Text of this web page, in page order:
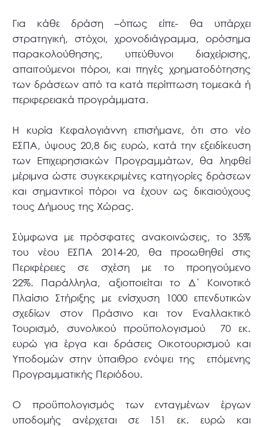
Για κάθε δράση –όπως είπε- θα υπάρχει
στρατηγική, στόχοι, χρονοδιάγραμμα, ορόσημα
παρακολούθησης, υπεύθυνοι διαχείρισης,
απαιτούμενοι πόροι, και πηγές χρηματοδότησης
των δράσεων από τα κατά περίπτωση τομεακά ή
περιφερειακά προγράμματα.
Η κυρία Κεφαλογιάννη επισήμανε, ότι στο νέο
ΕΣΠΑ, ύψους 20,8 δις ευρώ, κατά την εξειδίκευση
των Επιχειρησιακών Προγραμμάτων, θα ληφθεί
μέριμνα ώστε συγκεκριμένες κατηγορίες δράσεων
και σημαντικοί πόροι να έχουν ως δικαιούχους
τους Δήμους της Χώρας.
Σύμφωνα με πρόσφατες ανακοινώσεις, το 35%
του νέου ΕΣΠΑ 2014-20, θα προωθηθεί στις
Περιφέρειες σε σχέση με το προηγούμενο
22%. Παράλληλα, αξιοποιείται το Δ΄ Κοινοτικό
Πλαίσιο Στήριξης με ενίσχυση 1000 επενδυτικών
σχεδίων στον Πράσινο και τον Εναλλακτικό
Τουρισμό, συνολικού προϋπολογισμού 70 εκ.
ευρώ για έργα και δράσεις Οικοτουρισμού και
Υποδομών στην ύπαιθρο ενόψει της επόμενης
Προγραμματικής Περιόδου.
Ο προϋπολογισμός των ενταγμένων έργων
υποδομής ανέρχεται σε 151 εκ. ευρώ και